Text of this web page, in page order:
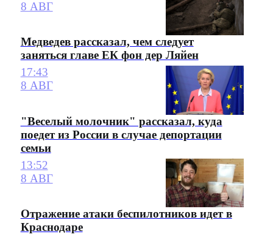
8 АВГ
Медведев рассказал, чем следует
заняться главе ЕК фон дер Ляйен
17:43
8 АВГ
"Веселый молочник" рассказал, куда
поедет из России в случае депортации
семьи
13:52
8 АВГ
Отражение атаки беспилотников идет в
Краснодаре